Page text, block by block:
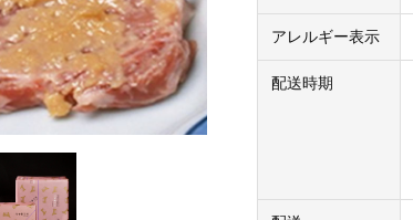
アレルギー表示
配送時期